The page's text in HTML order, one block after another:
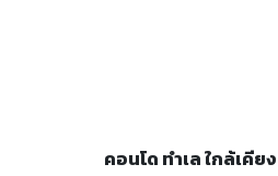
คอนโด ทำเล ใกล้เคีย